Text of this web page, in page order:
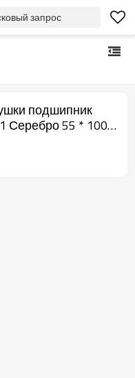
запрос
подшипник
Серебро 55 * 100 *
GCr15